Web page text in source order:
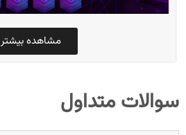
مشاهده بیشتر
سوالات متداول